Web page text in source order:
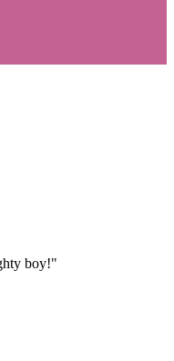
boy!"